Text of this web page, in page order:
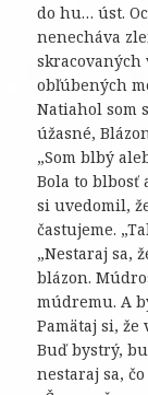
do hu… úst.
nenecháva
skracovaných
obľúbených
Natiahol som
úžasné,
„Som blbý
Bola to blbosť
si uvedomil,
častujeme.
„Nestaraj sa,
blázon.
múdremu. A
Pamätaj si,
Buď bystrý,
nestaraj sa,